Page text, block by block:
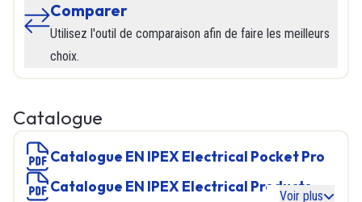
Comparer
Utilisez l'outil de comparaison afin de faire les meilleurs
choix.
Catalogue
Catalogue EN IPEX Electrical Pocket Pro
Catalogue EN IPEX Electrical Products
Voir plus